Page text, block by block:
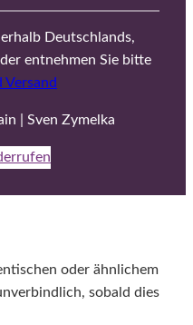
Deutschlands,
entnehmen Sie bitte
Versand
| Sven Zymelka
oder ähnlichem
sobald dies